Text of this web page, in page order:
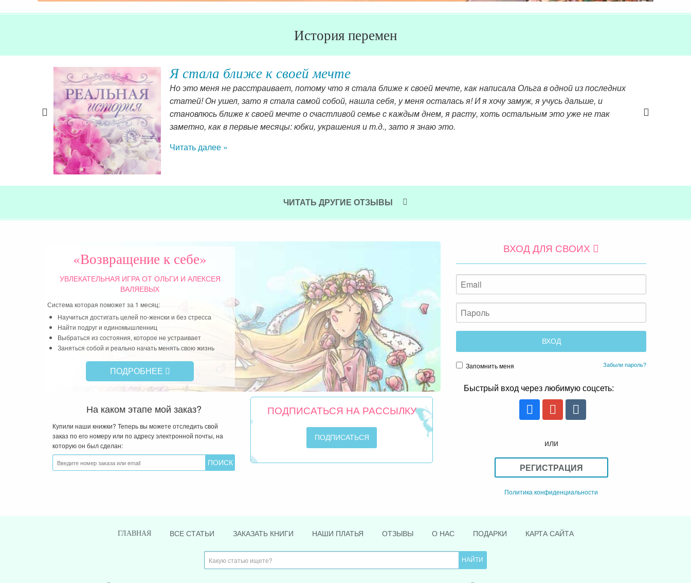
История перемен
Мы поменяли квартиру, я не работаю вообще…
Сейчас мы поменяли квартиру,я не работаю вообще , поняла, что работа будет когда я отслужу полностью семье и
сейчас я жду желанного второго ребенка)))
ЧИТАТЬ ДРУГИЕ ОТЗЫВЫ
«Возвращение к себе»
УВЛЕКАТЕЛЬНАЯ ИГРАОТ ОЛЬГИ И АЛЕКСЕЯ
ВАЛЯЕВЫХ
Система которая поможет за 1 месяц:
Научиться достигать целей по-женски и без стресса
Найти подруг и единомышленниц
Выбраться из состояния, которое не устраивает
Заняться собой и реально начать менять свою жизнь
ПОДРОБНЕЕ
На каком этапе мой заказ?
Купили наши книжки? Теперь вы можете отследить свой
заказ по его номеру или по адресу электронной почты, на
которую он был сделан:
ПОДПИСАТЬСЯ НА РАССЫЛКУ
ВХОД ДЛЯ СВОИХ
Запомнить меня Забыли пароль?
Быстрый вход через любимую соцсеть:
или
РЕГИСТРАЦИЯ
Политика конфиденциальности
ГЛАВНАЯ ВСЕ СТАТЬИ ЗАКАЗАТЬ КНИГИ НАШИ ПЛАТЬЯ ОТЗЫВЫ О НАС ПОДАРКИ КАРТА САЙТА